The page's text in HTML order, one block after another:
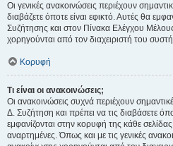
Οι γενικές ανακοινώσεις περιέχουν
διαβάζετε όποτε είναι εφικτό. Αυτές θα
Συζήτησης και στον Πίνακα Ελέγχου
χορηγούνται από τον διαχειριστή του
Κορυφή
Τι είναι οι ανακοινώσεις;
Οι ανακοινώσεις συχνά περιέχουν
Δ. Συζήτηση και πρέπει να τις διαβάσετε
εμφανίζονται στην κορυφή της κάθε
αναρτημένες. Όπως και με τις γενικές